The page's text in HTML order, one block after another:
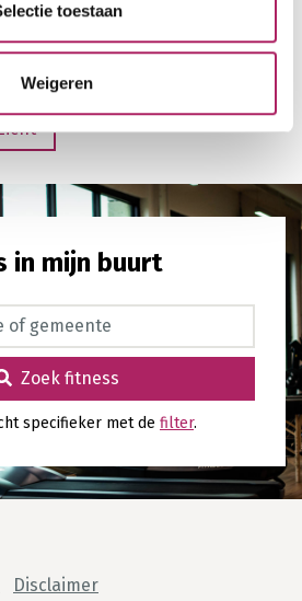
toestaan
Weigeren
in mijn buurt
Zoek fitness
specifieker met de filter.
Disclaimer